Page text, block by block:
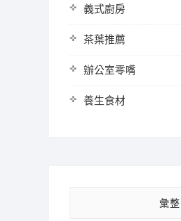
義式廚房
茶葉推薦
辦公室零嘴
養生食材
彙整